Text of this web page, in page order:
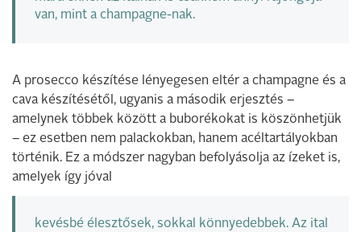
van, mint a champagne-nak.
A prosecco készítése lényegesen eltér a champagne és a
cava készítésétől, ugyanis a második erjesztés –
amelynek többek között a buborékokat is köszönhetjük
– ez esetben nem palackokban, hanem acéltartályokban
történik. Ez a módszer nagyban befolyásolja az ízeket is,
amelyek így jóval
kevésbé élesztősek, sokkal könnyedebbek. Az ital